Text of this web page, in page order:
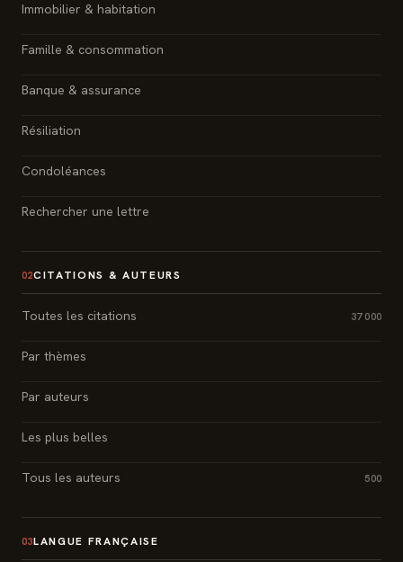
Immobilier & habitation
Famille & consommation
Banque & assurance
Résiliation
Condoléances
Rechercher une lettre
02CITATIONS & AUTEURS
Toutes les citations 37 000
Par thèmes
Par auteurs
Les plus belles
Tous les auteurs 500
03LANGUE FRANÇAISE